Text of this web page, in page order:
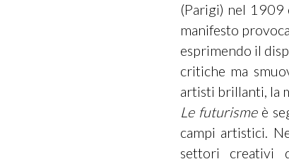
(Parigi) nel 1909
manifesto
esprimendo il
critiche ma
artisti brillanti, la
Le futurismeè
campi artistici.
settori creativi